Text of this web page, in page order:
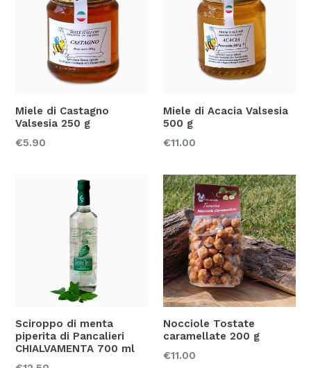
Miele di Castagno
Valsesia 250 g
Prezzo
€5.90
Miele di Acacia Valsesia
500 g
Prezzo
€11.00
Sciroppo di menta
piperita di Pancalieri
CHIALVAMENTA 700 ml
Nocciole Tostate
caramellate 200 g
Prezzo
€11.00